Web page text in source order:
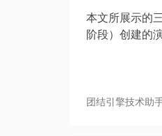
本文所展示的
阶段）创建的
团结引擎技术助